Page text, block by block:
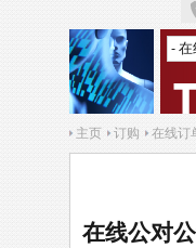
主页 订购 在线订
在线公对